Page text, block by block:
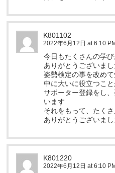
K801102
2022年6月12日 at 6:10
今日もたくさんの学
ありがとうございまし
姿勢検定の事を改め
中に大いに役立つこ
サポーター登録をし
います
それをもって、たく
ありがとうございまし
K801220
2022年6月12日 at 6:10